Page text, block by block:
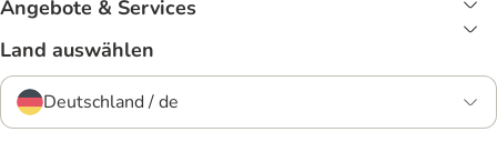
Angebote & Services
Land auswählen
Deutschland / de